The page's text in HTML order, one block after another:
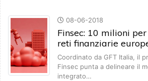
08-06-2018
Finsec: 10 milioni
reti finanziarie
Coordinato da GFT Italia, il
Finsec punta a delineare il
integrato…